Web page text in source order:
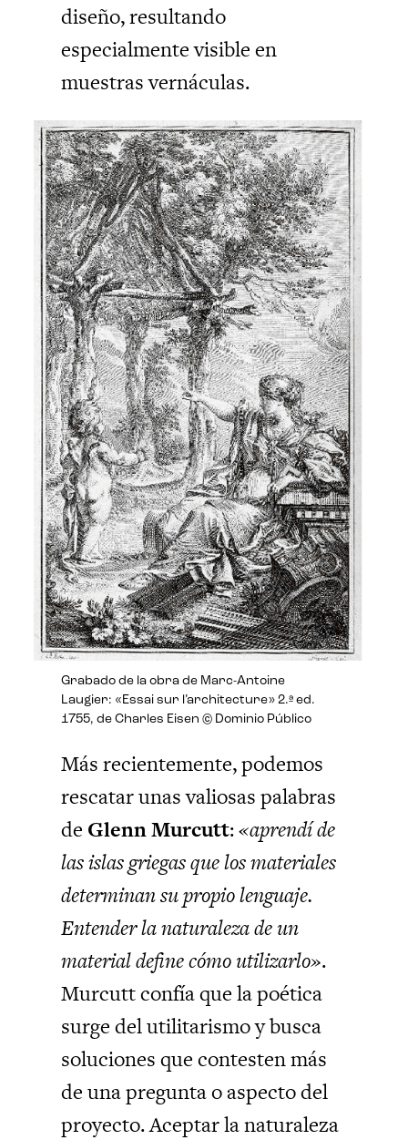
diseño, resultando
especialmente visible en
muestras vernáculas.
Grabado de la obra de Marc-Antoine
Laugier: «Essai sur l’architecture» 2.ª ed.
1755, de Charles Eisen © Dominio Público
Más recientemente, podemos
rescatar unas valiosas palabras
de Glenn Murcutt:«aprendí de
las islas griegas que los materiales
determinan su propio lenguaje.
Entender la naturaleza de un
material define cómo utilizarlo».
Murcutt confía que la poética
surge del utilitarismo y busca
soluciones que contesten más
de una pregunta o aspecto del
proyecto. Aceptar la naturaleza